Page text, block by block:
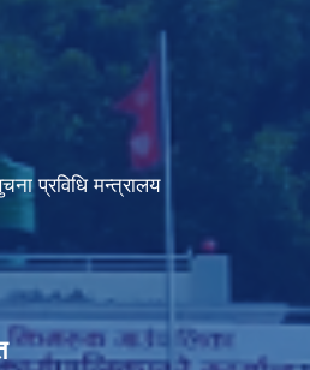
प्रविधि मन्त्रालय